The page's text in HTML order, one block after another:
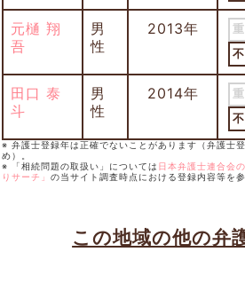
元樋 翔
吾
男
性
2013年
田口 泰
斗
男
性
2014年
※ 弁護士登録年は正確でないことがあります（弁護士
め）。
※ 「相続問題の取扱い」については 日本弁護士連合会
りサーチ」 の当サイト調査時点における登録内容等を
この地域の他の弁